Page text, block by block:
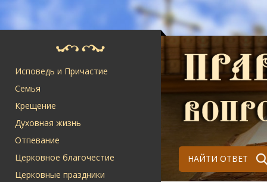
Исповедь и Причастие
Семья
Крещение
Духовная жизнь
Отпевание
Церковное благочестие
Церковные праздники
НАЙТИ ОТВЕТ